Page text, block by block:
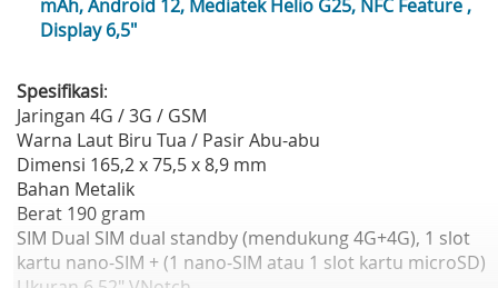
mAh, Android 12, Mediatek Helio G25, NFC Feature ,
Display 6,5"
Spesifikasi:
Jaringan 4G / 3G / GSM
Warna Laut Biru Tua / Pasir Abu-abu
Dimensi 165,2 x 75,5 x 8,9 mm
Bahan Metalik
Berat 190 gram
SIM Dual SIM dual standby (mendukung 4G+4G), 1 slot
kartu nano-SIM + (1 nano-SIM atau 1 slot kartu microSD)